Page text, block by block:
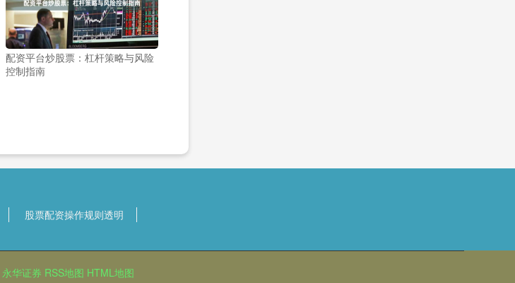
配资平台炒股票：杠杆策略与风险
控制指南
股票配资操作规则透明
永华证券 RSS地图 HTML地图